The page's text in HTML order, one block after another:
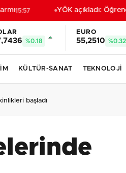
15:57 YÖK açıkladı:
%0.18
EURO
55,2510 %0.32
KÜLTÜR-SANAT TEKNOLOJİ
başladı